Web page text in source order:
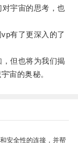
宇宙的思考，也
有了更深入的了
但也将为我们揭
宙的奥秘。
安全性的连接，并帮